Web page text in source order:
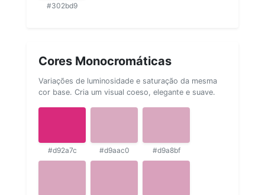
#302bd9
Cores Monocromáticas
Variações de luminosidade e saturação da mesma
cor base. Cria um visual coeso, elegante e suave.
#d92a7c #d9aac0 #d9a8bf